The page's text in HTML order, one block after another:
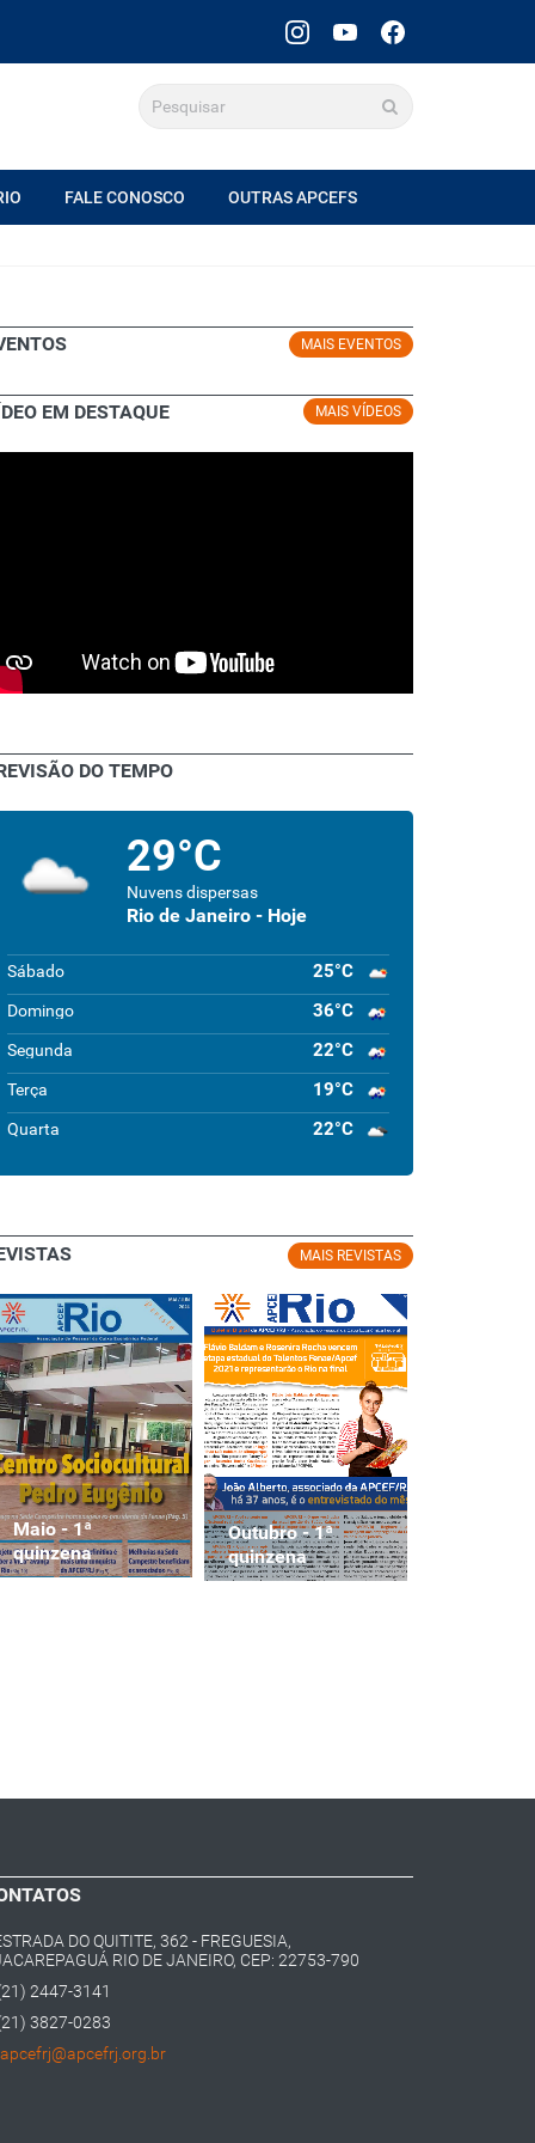
FALE CONOSCO OUTRAS APCEFS
MAIS EVENTOS
MAIS VÍDEOS
EM DESTAQUE
DO TEMPO
29°C
Nuvens dispersas
Rio de Janeiro - Hoje
Sábado 25°C
Domingo 36°C
Segunda 22°C
Terça 19°C
Quarta 22°C
MAIS REVISTAS
Maio - 1ª
quinzena
Outubro - 1ª
quinzena
DO QUITITE, 362 - FREGUESIA,
RIO DE JANEIRO, CEP: 22753-790
2447-3141
3827-0283
apcefrj@apcefrj.org.br